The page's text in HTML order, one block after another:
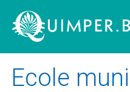
Ecole